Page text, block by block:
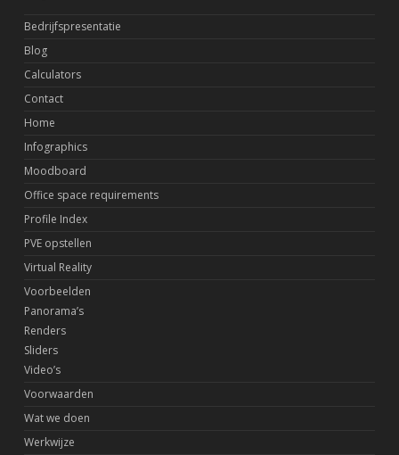
Bedrijfspresentatie
Blog
Calculators
Contact
Home
Infographics
Moodboard
Office space requirements
Profile Index
PVE opstellen
Virtual Reality
Voorbeelden
Panorama’s
Renders
Sliders
Video’s
Voorwaarden
Wat we doen
Werkwijze